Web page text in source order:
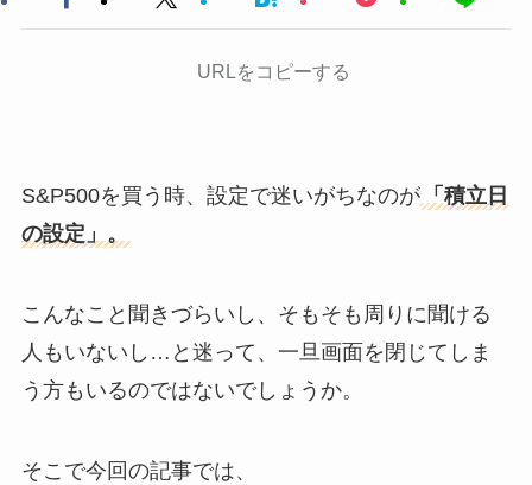
URLをコピーする
S&P500を買う時、設定で迷いがちなのが 「積立日
の設定」。
こんなこと聞きづらいし、そもそも周りに聞ける
人もいないし…と迷って、一旦画面を閉じてしま
う方もいるのではないでしょうか。
そこで今回の記事では、